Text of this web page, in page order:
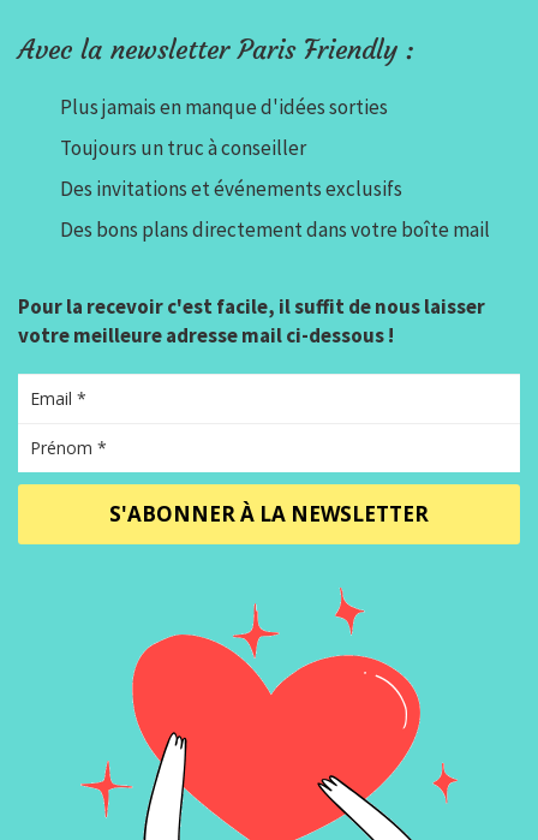
Avec la newsletter Paris Friendly :
Plus jamais en manque d'idées sorties
Toujours un truc à conseiller
Des invitations et événements exclusifs
Des bons plans directement dans votre boîte mail
Pour la recevoir c'est facile, il suffit de nous laisser
votre meilleure adresse mail ci-dessous !
S'ABONNER À LA NEWSLETTER